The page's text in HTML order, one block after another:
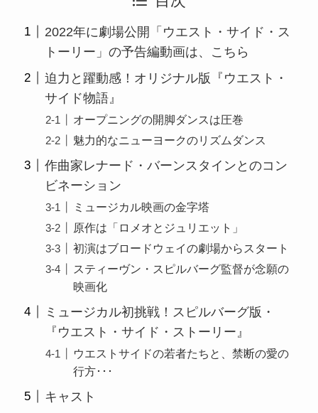
2022年に劇場公開「ウエスト・サイド・ス
トーリー」の予告編動画は、こちら
迫力と躍動感！オリジナル版『ウエスト・
サイド物語』
オープニングの開脚ダンスは圧巻
魅力的なニューヨークのリズムダンス
作曲家レナード・バーンスタインとのコン
ビネーション
ミュージカル映画の金字塔
原作は「ロメオとジュリエット」
初演はブロードウェイの劇場からスタート
スティーヴン・スピルバーグ監督が念願の
映画化
ミュージカル初挑戦！スピルバーグ版・
『ウエスト・サイド・ストーリー』
ウエストサイドの若者たちと、禁断の愛の
行方･･･
キャスト